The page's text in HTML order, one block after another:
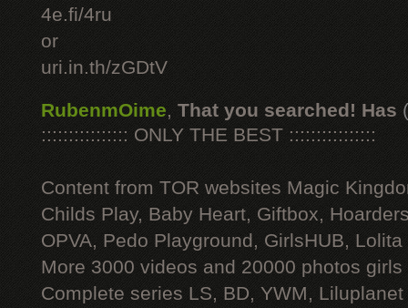
4e.fi/4ru
or
uri.in.th/zGDtV
RubenmOime, That you searched! Has
:::::::::::::::: ONLY THE BEST ::::::::::::::::
Content from TOR websites Magic
Childs Play, Baby Heart, Giftbox,
OPVA, Pedo Playground, GirlsHUB, Lolita
More 3000 videos and 20000 photos
Complete series LS, BD, YWM, Liluplanet